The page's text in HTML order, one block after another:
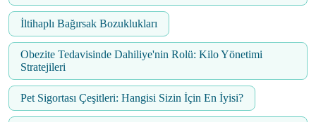
İltihaplı Bağırsak Bozuklukları
Obezite Tedavisinde Dahiliye'nin Rolü: Kilo Yönetimi
Stratejileri
Pet Sigortası Çeşitleri: Hangisi Sizin İçin En İyisi?